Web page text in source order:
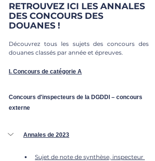
RETROUVEZ ICI LES ANNALES
DES CONCOURS DES
DOUANES !
Découvrez tous les sujets des concours des
douanes classés par année et épreuves.
I. Concours de catégorie A
Concours d'inspecteurs de la DGDDI – concours
externe
Annales de 2023
Sujet de note de synthèse, inspecteur